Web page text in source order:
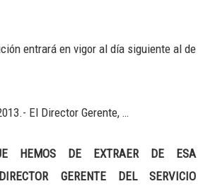
entrará en vigor al día siguiente al de
El Director Gerente, …
HEMOS DE EXTRAER DE ESA
GERENTE DEL SERVICIO